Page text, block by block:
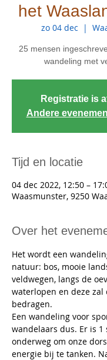
het
zo 04 dec
  |
25 mensen
wandeling met
Registratie is
Andere
Tijd en locatie
04 dec 2022, 12:50 –
Waasmunster, 9250
Over het
Het wordt een
natuur: bos, mooie
veldwegen, langs de
waterlopen en deze zal
bedragen.
Een wandeling voor
wandelaars dus. Er is 1
onderweg om onze
energie bij te tanken.